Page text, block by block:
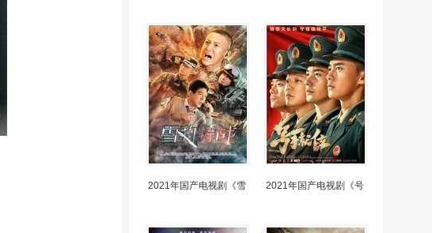
2021年国产电视剧《雪 2021年国产电视剧《号